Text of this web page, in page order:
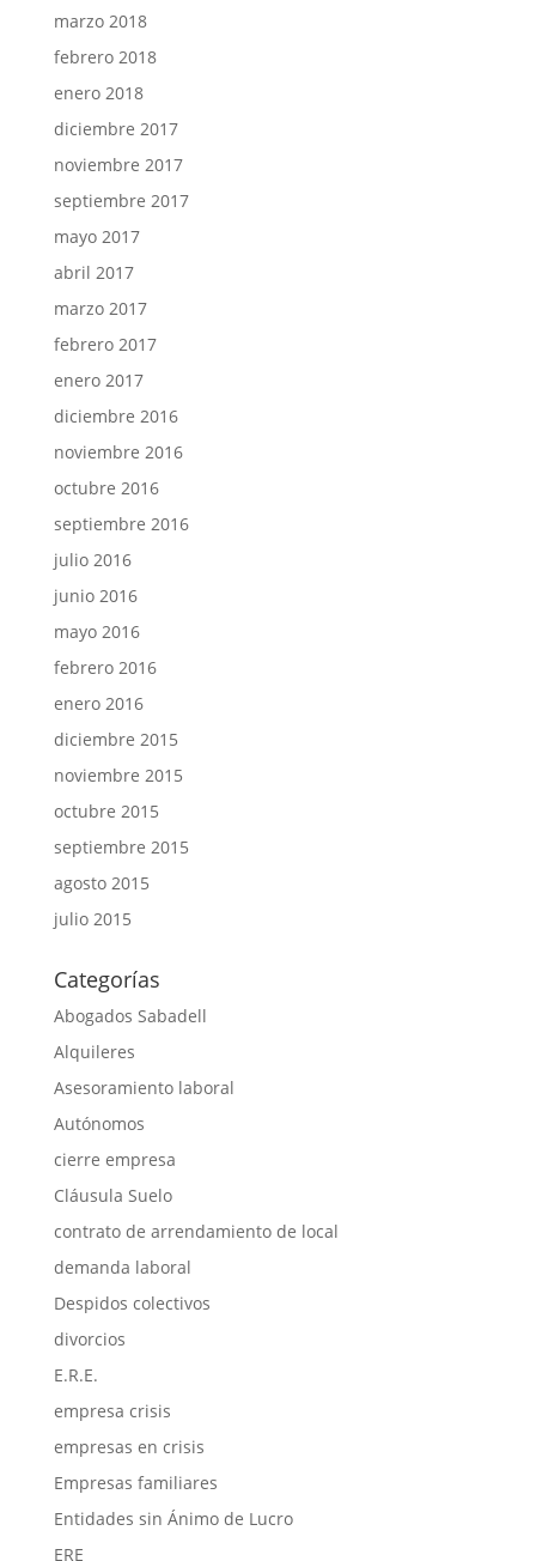
marzo 2018
febrero 2018
enero 2018
diciembre 2017
noviembre 2017
septiembre 2017
mayo 2017
abril 2017
marzo 2017
febrero 2017
enero 2017
diciembre 2016
noviembre 2016
octubre 2016
septiembre 2016
julio 2016
junio 2016
mayo 2016
febrero 2016
enero 2016
diciembre 2015
noviembre 2015
octubre 2015
septiembre 2015
agosto 2015
julio 2015
Categorías
Abogados Sabadell
Alquileres
Asesoramiento laboral
Autónomos
cierre empresa
Cláusula Suelo
contrato de arrendamiento de local
demanda laboral
Despidos colectivos
divorcios
E.R.E.
empresa crisis
empresas en crisis
Empresas familiares
Entidades sin Ánimo de Lucro
ERE